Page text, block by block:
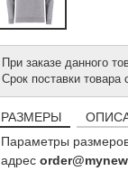
При заказе данного
Срок поставки товара
РАЗМЕРЫ
Параметры
адрес